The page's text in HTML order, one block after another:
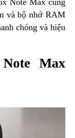
Note Max cũng
và bộ nhớ RAM
chóng và hiệu
Max